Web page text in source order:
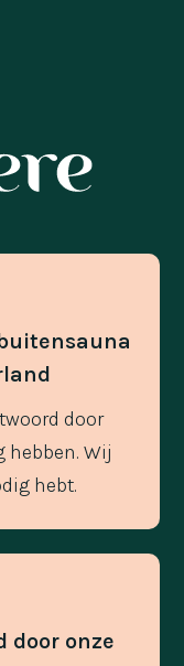
door
hebben. Wij
hebt.
door onze